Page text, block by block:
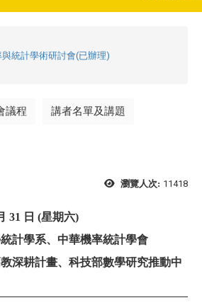
統計學術研討會(已辦理)
議程 講者名單及講題
瀏覽人次: 11418
31 日 (星期六)
計學系、中華機率統計學會
深耕計畫、科技部數學研究推動中